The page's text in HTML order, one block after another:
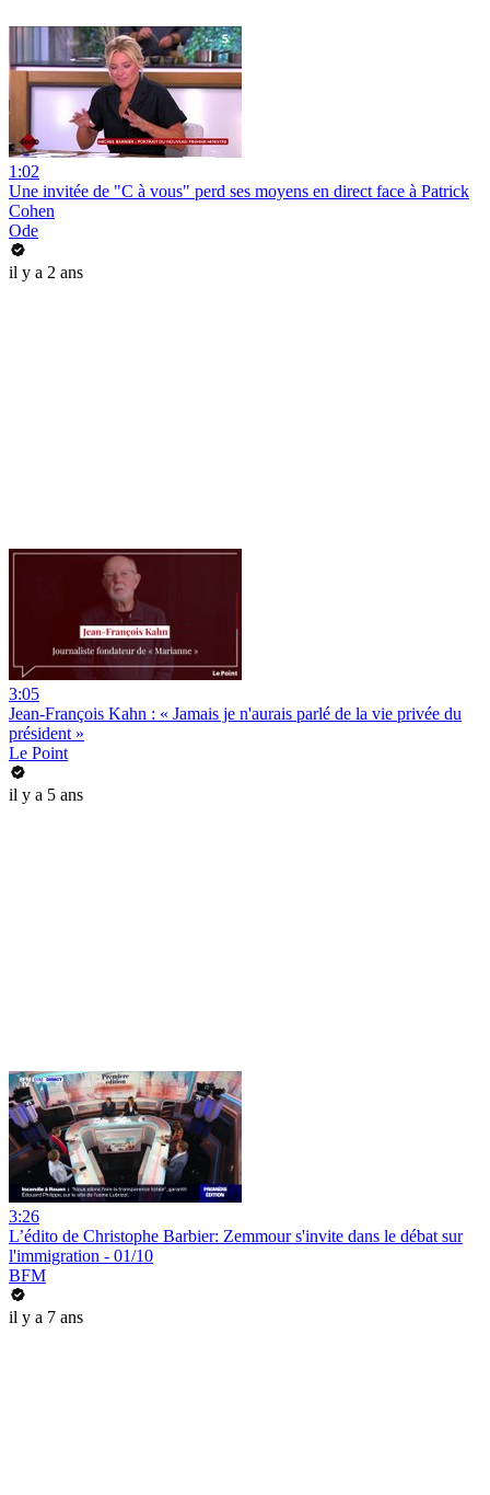
1:02
Une invitée de "C à vous" perd ses moyens en direct face à Patrick
Cohen
Ode
il y a 2 ans
3:05
Jean-François Kahn : « Jamais je n'aurais parlé de la vie privée du
président »
Le Point
il y a 5 ans
3:26
L’édito de Christophe Barbier: Zemmour s'invite dans le débat sur
l'immigration - 01/10
BFM
il y a 7 ans